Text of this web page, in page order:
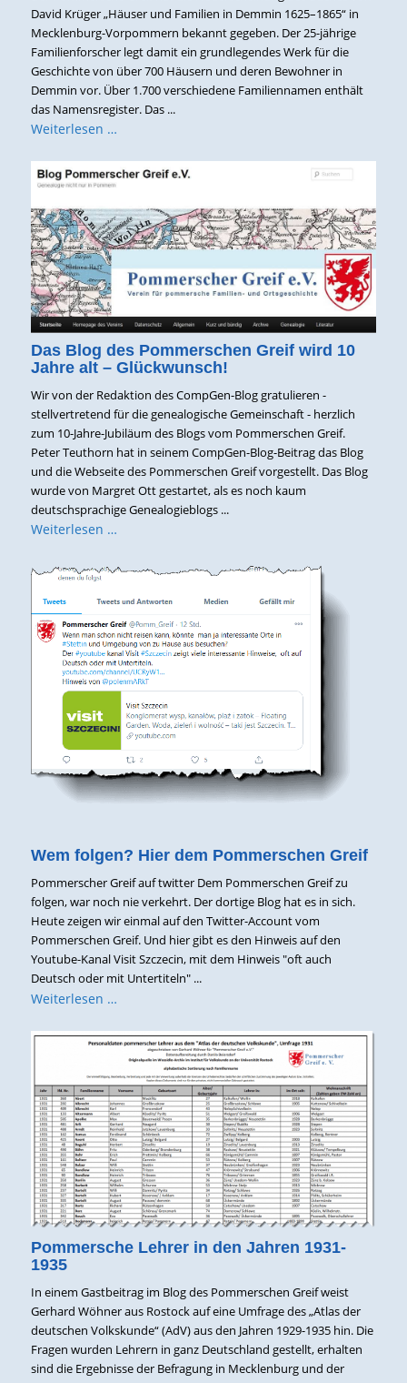
David Krüger „Häuser und Familien in Demmin 1625–1865“ in
Mecklenburg-Vorpommern bekannt gegeben. Der 25-jährige
Familienforscher legt damit ein grundlegendes Werk für die
Geschichte von über 700 Häusern und deren Bewohner in
Demmin vor. Über 1.700 verschiedene Familiennamen enthält
das Namensregister. Das ...
Weiterlesen …
Das Blog des Pommerschen Greif wird 10
Jahre alt – Glückwunsch!
Wir von der Redaktion des CompGen-Blog gratulieren -
stellvertretend für die genealogische Gemeinschaft - herzlich
zum 10-Jahre-Jubiläum des Blogs vom Pommerschen Greif.
Peter Teuthorn hat in seinem CompGen-Blog-Beitrag das Blog
und die Webseite des Pommerschen Greif vorgestellt. Das Blog
wurde von Margret Ott gestartet, als es noch kaum
deutschsprachige Genealogieblogs ...
Weiterlesen …
Wem folgen? Hier dem Pommerschen Greif
Pommerscher Greif auf twitter Dem Pommerschen Greif zu
folgen, war noch nie verkehrt. Der dortige Blog hat es in sich.
Heute zeigen wir einmal auf den Twitter-Account vom
Pommerschen Greif. Und hier gibt es den Hinweis auf den
Youtube-Kanal Visit Szczecin, mit dem Hinweis "oft auch
Deutsch oder mit Untertiteln" ...
Weiterlesen …
Pommersche Lehrer in den Jahren 1931-
1935
In einem Gastbeitrag im Blog des Pommerschen Greif weist
Gerhard Wöhner aus Rostock auf eine Umfrage des „Atlas der
deutschen Volkskunde“ (AdV) aus den Jahren 1929-1935 hin. Die
Fragen wurden Lehrern in ganz Deutschland gestellt, erhalten
sind die Ergebnisse der Befragung in Mecklenburg und der